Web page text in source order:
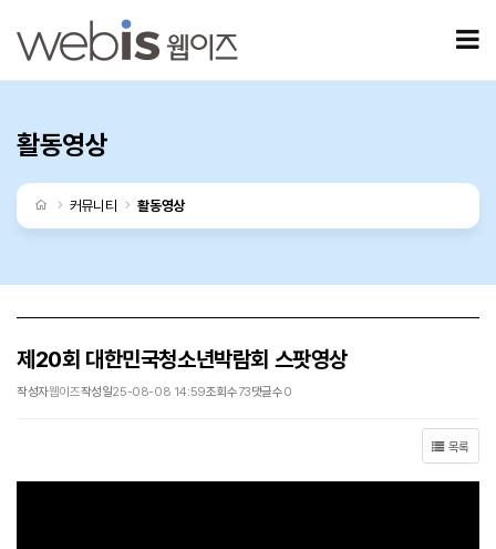
활동영상
처음으로
커뮤니티 활동영상
제20회 대한민국청소년박람회 스팟영상
작성자웹이즈작성일25-08-08 14:59조회수73댓글수0
목록